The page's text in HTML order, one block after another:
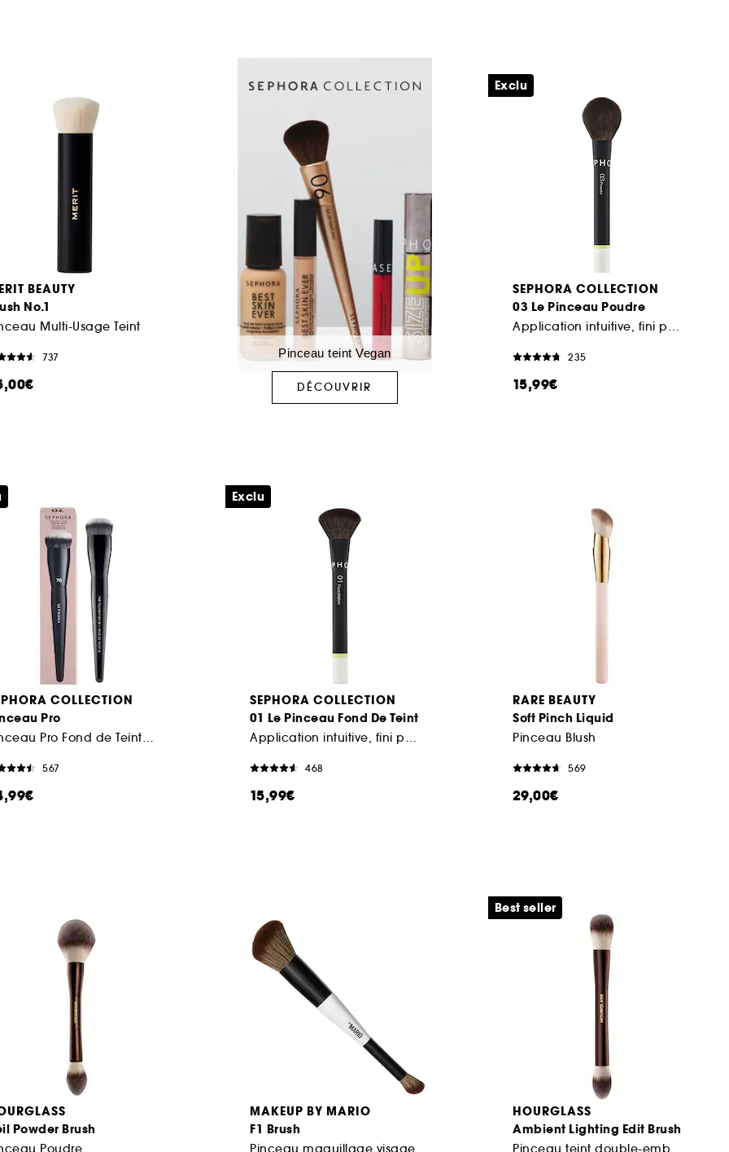
BEAUTY
No.1
Multi-Usage Teint
737 Pinceau teint Vegan
DÉCOUVRIR
SEPHORA COLLECTION
03 Le Pinceau Poudre
235
15,99€
Exclu
COLLECTION
Pro
567
SEPHORA COLLECTION
01 Le Pinceau Fond De Teint
468
15,99€
Exclu
RARE BEAUTY
Soft Pinch Liquid
Pinceau Blush
569
29,00€
Powder Brush
Poudre
MAKEUP BY MARIO
F1 Brush
Pinceau maquillage visage
HOURGLASS
Ambient Lighting Edit Brush
Best seller